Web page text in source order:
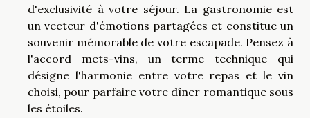
d'exclusivité à votre séjour. La gastronomie est
un vecteur d'émotions partagées et constitue un
souvenir mémorable de votre escapade. Pensez à
l'accord mets-vins, un terme technique qui
désigne l'harmonie entre votre repas et le vin
choisi, pour parfaire votre dîner romantique sous
les étoiles.